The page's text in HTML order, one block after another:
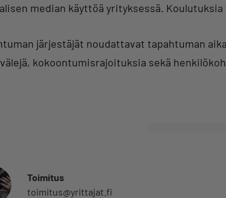
median käyttöä yrityksessä.
järjestäjät noudattavat tapahtuman
kokoontumisrajoituksia sekä
Toimitus
toimitus@yrittajat.fi